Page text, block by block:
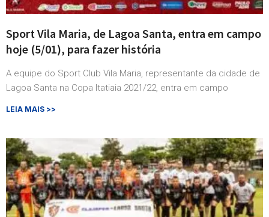
Sport Vila Maria, de Lagoa Santa, entra em campo
hoje (5/01), para fazer história
A equipe do Sport Club Vila Maria, representante da cidade de
Lagoa Santa na Copa Itatiaia 2021/22, entra em campo
LEIA MAIS >>